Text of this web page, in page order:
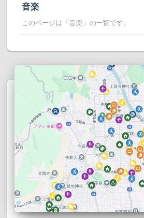
音楽
このページは「音楽」の一覧です。
――――――――――――――――――